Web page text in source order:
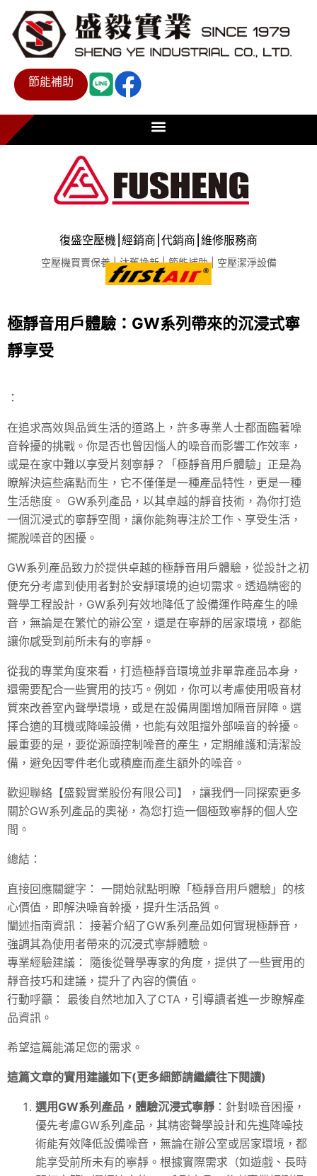
節能補助
復盛空壓機⎮經銷商⎮代銷商⎮維修服務商
空壓機買賣保養 | 汰舊換新 | 節能補助 | 空壓潔淨設備
極靜音用戶體驗：GW系列帶來的沉浸式寧
靜享受
：
在追求高效與品質生活的道路上，許多專業人士都面臨著噪
音幹擾的挑戰。你是否也曾因惱人的噪音而影響工作效率，
或是在家中難以享受片刻寧靜？「極靜音用戶體驗」正是為
瞭解決這些痛點而生，它不僅僅是一種產品特性，更是一種
生活態度。 GW系列產品，以其卓越的靜音技術，為你打造
一個沉浸式的寧靜空間，讓你能夠專注於工作、享受生活，
擺脫噪音的困擾。
GW系列產品致力於提供卓越的極靜音用戶體驗，從設計之初
便充分考慮到使用者對於安靜環境的迫切需求。透過精密的
聲學工程設計，GW系列有效地降低了設備運作時產生的噪
音，無論是在繁忙的辦公室，還是在寧靜的居家環境，都能
讓你感受到前所未有的寧靜。
從我的專業角度來看，打造極靜音環境並非單靠產品本身，
還需要配合一些實用的技巧。例如，你可以考慮使用吸音材
質來改善室內聲學環境，或是在設備周圍增加隔音屏障。選
擇合適的耳機或降噪設備，也能有效阻擋外部噪音的幹擾。
最重要的是，要從源頭控制噪音的產生，定期維護和清潔設
備，避免因零件老化或積塵而產生額外的噪音。
歡迎聯絡【盛毅實業股份有限公司】，讓我們一同探索更多
關於GW系列產品的奧祕，為您打造一個極致寧靜的個人空
間。
總結：
直接回應關鍵字： 一開始就點明瞭「極靜音用戶體驗」的核
心價值，即解決噪音幹擾，提升生活品質。
闡述指南資訊： 接著介紹了GW系列產品如何實現極靜音，
強調其為使用者帶來的沉浸式寧靜體驗。
專業經驗建議： 隨後從聲學專家的角度，提供了一些實用的
靜音技巧和建議，提升了內容的價值。
行動呼籲： 最後自然地加入了CTA，引導讀者進一步瞭解產
品資訊。
希望這篇能滿足您的需求。
這篇文章的實用建議如下(更多細節請繼續往下閱讀)
選用GW系列產品，體驗沉浸式寧靜 ：針對噪音困擾，
優先考慮GW系列產品，其精密聲學設計和先進降噪技
術能有效降低設備噪音，無論在辦公室或居家環境，都
能享受前所未有的寧靜。根據實際需求（如遊戲、長時